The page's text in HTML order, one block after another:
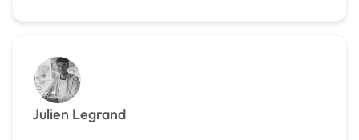
Julien Legrand